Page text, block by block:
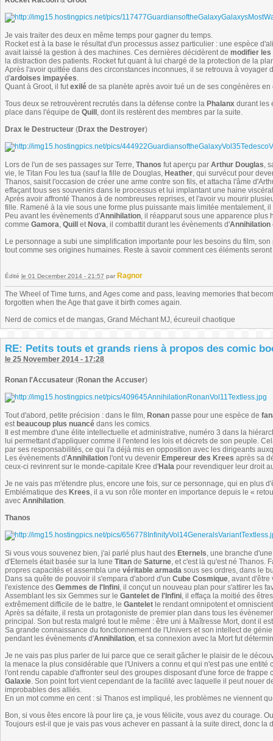
Je vais traiter des deux en même temps pour gagner du temps.
Rocket est à la base le résultat d'un processus assez particulier : une espèce
avait laissé la gestion à des machines. Ces dernières décidèrent de modifier
la distraction des patients. Rocket fut quant à lui chargé de la protection de la
Après l'avoir quittée dans des circonstances inconnues, il se retrouva à
d'ardoises impayées.
Quant à Groot, il futexilé de sa planète après avoir tué un de ses congénères
Tous deux se retrouvèrent recrutés dans la défense contre la Phalanx durant les
place dans l'équipe de Quill , dont ils restèrent des membres par la suite.
Drax le Destructeur (Drax the Destroyer)
Lors de l'un de ses passages sur Terre, Thanos fut aperçu par Arthur Douglas,
vie, le Titan Fou les tua (sauf la fille de Douglas, Heather, qui survécut pour
Thanos, saisit l'occasion de créer une arme contre son fils, et attacha l'âme
effaçant tous ses souvenirs dans le processus et lui implantant une haine
Après avoir affronté Thanos à de nombreuses reprises, et l'avoir vu mourir
fille. Ramené à la vie sous une forme plus puissante mais limitée mentalement,
Peu avant les évènements d'Annihilation, il réapparut sous une apparence plus
comme Gamora, Quill et Nova, il combattit durant les évènements d'Annihilation
Le personnage a subi une simplification importante pour les besoins du film,
tout comme ses origines humaines. Reste à savoir comment ces éléments
Édité le 01 December 2014 - 21:57 par Ragnor
The Wheel of Time turns, and Ages come and pass, leaving memories that
forgotten when the Age that gave it birth comes again.
Nerd de comics et de mangas, Grand Méchant MJ, écureuil chaotique
RE: Petits touts et grands riens à propos des comic
le 25 November 2014 - 17:28
Ronan l'Accusateur (Ronan the Accuser)
Tout d'abord, petite précision : dans le film, Ronan passe pour une espèce de
est beaucoup plus nuancé dans les comics.
Il est membre d'une élite intellectuelle et administrative, numéro 3 dans la
lui permettant d'appliquer comme il l'entend les lois et décrets de son peuple.
par ses responsabilités, ce qui l'a déjà mis en opposition avec les dirigeants
Les évènements d'Annihilation l'ont vu devenir Empereur des Krees après sa
ceux-ci revinrent sur le monde-capitale Kree d'Hala pour revendiquer leur droit
Je ne vais pas m'étendre plus, encore une fois, sur ce personnage, qui en plus
Emblématique des Krees, il a vu son rôle monter en importance depuis le «
avec Annihilation.
Thanos
Si vous vous souvenez bien, j'ai parlé plus haut des Eternels, une branche
d'Eternels était basée sur la lune Titan de Saturne, et c'est là qu'est né Thanos.
propres capacités et assembla une véritable armada sous ses ordres, dans le
Dans sa quête de pouvoir il s'empara d'abord d'un Cube Cosmique, avant
l'existence des Gemmes de l'Infini, il conçut un nouveau plan pour s'attirer les
Assemblant les six Gemmes sur le Gantelet de l'Infini, il effaça la moitié des
extrêmement difficile de le battre, le Gantelet le rendant omnipotent et
Après sa défaite, il resta un protagoniste de premier plan dans tous les
principal. Son but resta malgré tout le même : être uni à Maîtresse Mort, dont il
Sa grande connaissance du fonctionnement de l'Univers et son intellect de
pendant les évènements d'Annihilation, et sa connexion avec la Mort fut
Je ne vais pas plus parler de lui parce que ce serait gâcher le plaisir de le
la menace la plus considérable que l'Univers a connu et qui n'est pas une
l'ont rendu capable d'affronter seul des groupes disposant d'une force de
Galaxie. Son point fort vient cependant de la facilité avec laquelle il peut nouer
improbables des alliés.
En un mot comme en cent : si Thanos est impliqué, les problèmes ne viennent
Bon, si vous êtes encore là pour lire ça, je vous félicite, vous avez du courage.
Toujours est-il que je vais pas vous achever en passant à la suite direct, donc